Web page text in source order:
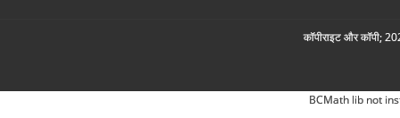
कॉपीराइट और कॉपी;
BCMath lib not